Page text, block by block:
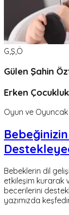
G,Ş,Ö
Gülen Şahin
Erken
Oyun ve Oyuncak
Bebeklerin dil
etkileşim kurarak
becerilerini
yazımızda